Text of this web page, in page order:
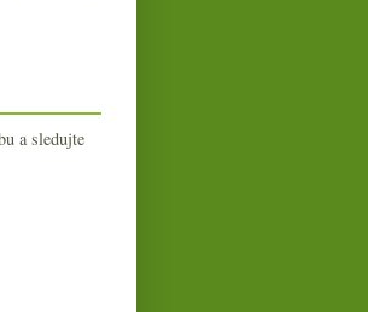
a sledujte